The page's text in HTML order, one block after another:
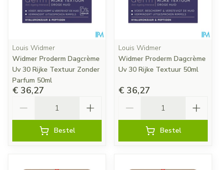
Louis Widmer
Widmer Proderm Dagcrème
Uv 30 Rijke Textuur Zonder
Parfum 50ml
€ 36,27
Bestel
Louis Widmer
Widmer Proderm Dagcrème
Uv 30 Rijke Textuur 50ml
€ 36,27
Bestel